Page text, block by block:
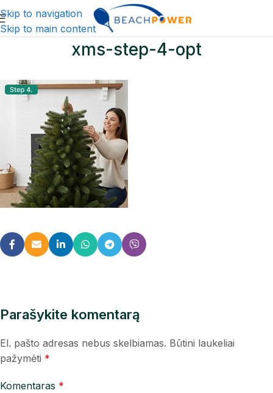
Skip to navigation
Skip to main content
xms-step-4-opt
Parašykite komentarą
El. pašto adresas nebus skelbiamas. Būtini laukeliai
pažymėti *
Komentaras *